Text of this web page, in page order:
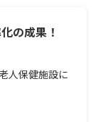
の成果！
人保健施設に